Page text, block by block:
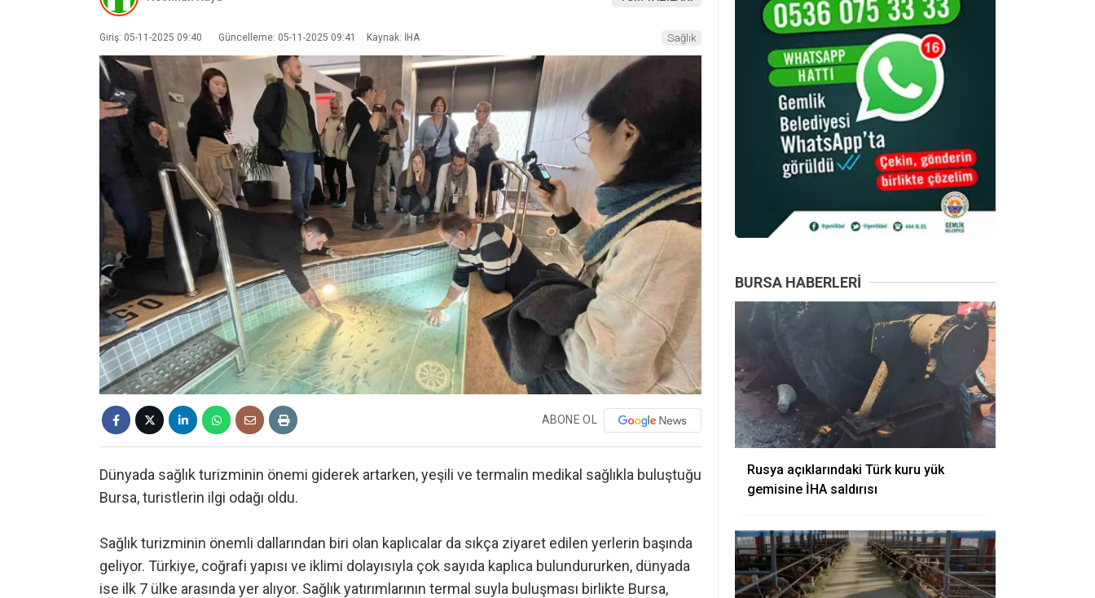
Giriş: 05-11-2025 09:40 Güncelleme: 05-11-2025 09:41 Kaynak: İHA Sağlık
ABONE OL
Dünyada sağlık turizminin önemi giderek artarken, yeşili ve termalin medikal sağlıkla buluştuğu
Bursa, turistlerin ilgi odağı oldu.
Sağlık turizminin önemli dallarından biri olan kaplıcalar da sıkça ziyaret edilen yerlerin başında
geliyor. Türkiye, coğrafi yapısı ve iklimi dolayısıyla çok sayıda kaplıca bulundururken, dünyada
ise ilk 7 ülke arasında yer alıyor. Sağlık yatırımlarının termal suyla buluşması birlikte Bursa,
BURSA HABERLERI
Rusya açıklarındaki Türk kuru yük
gemisine İHA saldırısı